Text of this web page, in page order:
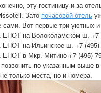
эту гостиницу и за
Зато почасовой отель
сами. Вот первые три уютных
на Волоколамском ш. +7
на Ильинское ш. +7 (495)
в Мкр. Митино +7 (495)
по указанным выше
только места, но и номера.